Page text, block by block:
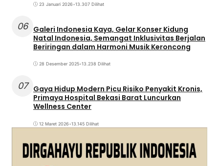
23 Januari 2026•13.307 Dilihat
06 Galeri Indonesia Kaya, Gelar Konser Kidung
Natal Indonesia, Semangat Inklusivitas Berjalan
Beriringan dalam Harmoni Musik Keroncong
28 Desember 2025•13.238 Dilihat
07
Gaya Hidup Modern Picu Risiko Penyakit Kronis,
Primaya Hospital Bekasi Barat Luncurkan
Wellness Center
12 Maret 2026•13.145 Dilihat